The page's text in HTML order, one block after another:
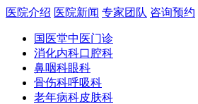
医院介绍 医院新闻 专家团队 咨询预约
国医堂中医门诊
消化内科口腔科
鼻咽科眼科
骨伤科呼吸科
老年病科皮肤科